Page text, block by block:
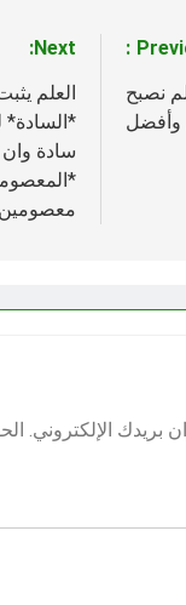
نصبح
Next:
العلم
*السادة*
سادة وان
معصومين
بريدك الإلكتروني.